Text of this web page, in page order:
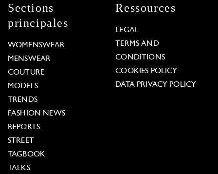
Sections
principales
WOMENSWEAR
MENSWEAR
COUTURE
MODELS
TRENDS
FASHION NEWS
REPORTS
STREET
TAGBOOK
TALKS
Ressources
LEGAL
TERMS AND
CONDITIONS
COOKIES POLICY
DATA PRIVACY POLICY